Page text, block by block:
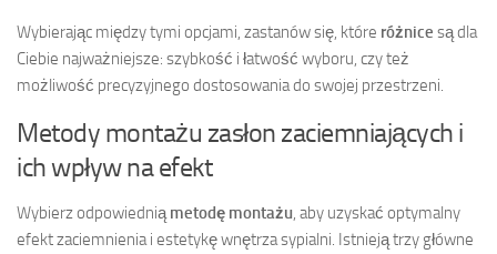
Wybierając między tymi opcjami, zastanów się, które różnice są dla
Ciebie najważniejsze: szybkość i łatwość wyboru, czy też
możliwość precyzyjnego dostosowania do swojej przestrzeni.
Metody montażu zasłon zaciemniających i
ich wpływ na efekt
Wybierz odpowiedniąmetodę montażu, aby uzyskać optymalny
efekt zaciemnienia i estetykę wnętrza sypialni. Istnieją trzy główne